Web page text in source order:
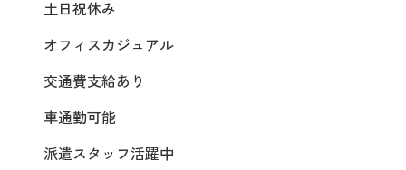
土日祝休み
オフィスカジュアル
交通費支給あり
車通勤可能
派遣スタッフ活躍中